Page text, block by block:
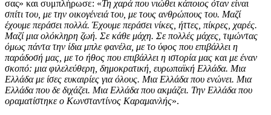
σας» και συμπλήρωσε: «Τη χαρά που νιώθει κάποιος όταν είναι
σπίτι του, με την οικογένειά του, με τους ανθρώπους του. Μαζί
έχουμε περάσει πολλά. Έχουμε περάσει νίκες, ήττες, πίκρες, χαρές.
Μαζί μια ολόκληρη ζωή. Σε κάθε μάχη. Σε πολλές μάχες, τιμώντας
όμως πάντα την ίδια μπλε φανέλα, με το ύφος που επιβάλλει η
παράδοσή μας, με το ήθος που επιβάλλει η ιστορία μας και με έναν
σκοπό: μια φιλελεύθερη, δημοκρατική, ευρωπαϊκή Ελλάδα. Μια
Ελλάδα με ίσες ευκαιρίες για όλους. Μια Ελλάδα που ενώνει. Μια
Ελλάδα που δε διχάζει. Μια Ελλάδα που ακμάζει. Την Ελλάδα που
οραματίστηκε ο Κωνσταντίνος Καραμανλής».